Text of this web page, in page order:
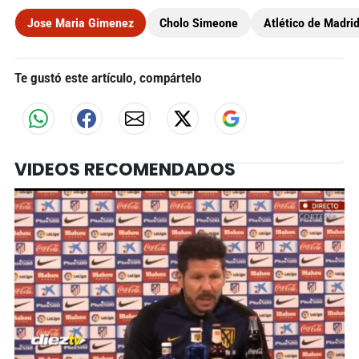
Jose Maria Gimenez Cholo Simeone Atlético de Madrid
Te gustó este artículo, compártelo
VIDEOS RECOMENDADOS